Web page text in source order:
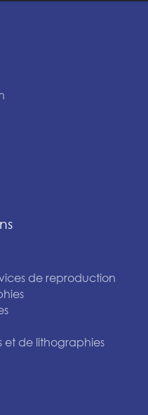
de reproduction
et de lithographies